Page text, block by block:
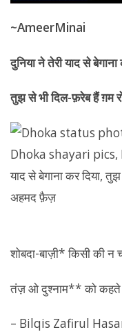
~AmeerMinai
दुनिया ने तेरी याद से बेगाना
तुझ से भी दिल-फ़रेब हैं ग़म
शोबदा-बाज़ी* किसी की न
तंज़ ओ दुश्नाम** को कहते
– Bilqis Zafirul